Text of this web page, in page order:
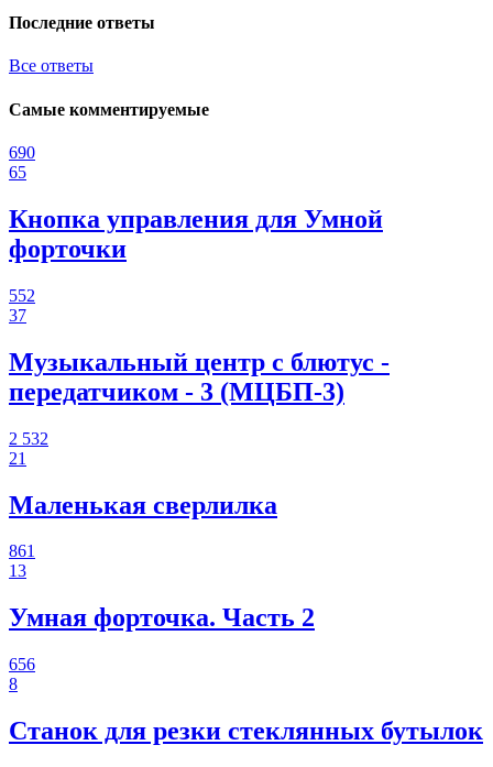
Последние ответы
Все ответы
Самые комментируемые
690
65
Кнопка управления для Умной
форточки
552
37
Музыкальный центр с блютус -
передатчиком - 3 (МЦБП-3)
2 532
21
Маленькая сверлилка
861
13
Умная форточка. Часть 2
656
8
Станок для резки стеклянных бутылок